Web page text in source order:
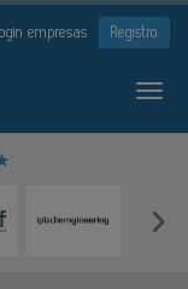
Login empresas Registro